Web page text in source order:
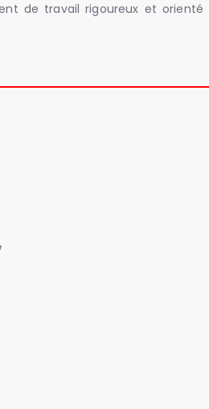
de travail rigoureux et orienté